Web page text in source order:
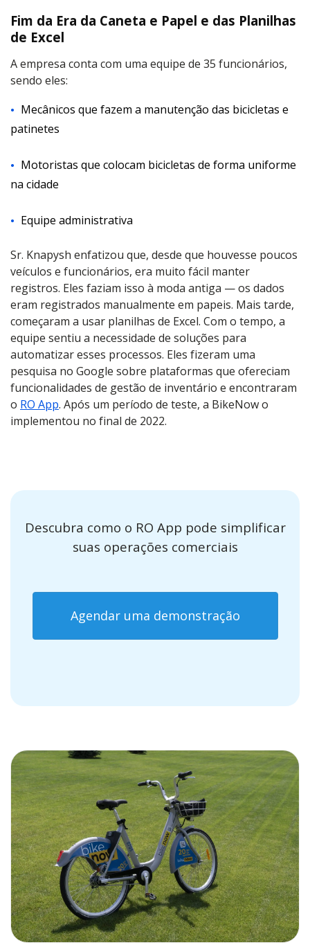
Fim da Era da Caneta e Papel e das Planilhas
de Excel
A empresa conta com uma equipe de 35 funcionários,
sendo eles:
Mecânicos que fazem a manutenção das bicicletas e
patinetes
Motoristas que colocam bicicletas de forma uniforme
na cidade
Equipe administrativa
Sr. Knapysh enfatizou que, desde que houvesse poucos
veículos e funcionários, era muito fácil manter
registros. Eles faziam isso à moda antiga — os dados
eram registrados manualmente em papeis. Mais tarde,
começaram a usar planilhas de Excel. Com o tempo, a
equipe sentiu a necessidade de soluções para
automatizar esses processos. Eles fizeram uma
pesquisa no Google sobre plataformas que ofereciam
funcionalidades de gestão de inventário e encontraram
o RO App. Após um período de teste, a BikeNow o
implementou no final de 2022.
Descubra como o RO App pode simplificar
suas operações comerciais
Agendar uma demonstração